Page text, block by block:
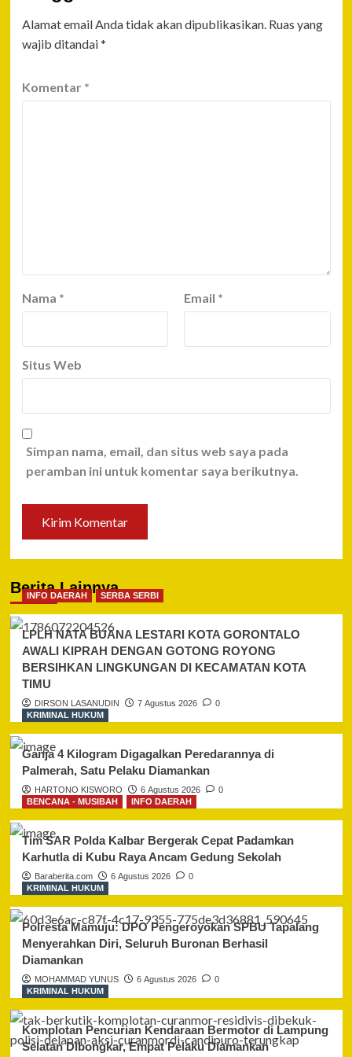
Alamat email Anda tidak akan dipublikasikan. Ruas yang
wajib ditandai*
Komentar *
Nama * Email *
Situs Web
Simpan nama, email, dan situs web saya pada
peramban ini untuk komentar saya berikutnya.
Berita Lainnya
INFO DAERAH SERBA SERBI
LPLH NATA BUANA LESTARI KOTA GORONTALO
AWALI KIPRAH DENGAN GOTONG ROYONG
BERSIHKAN LINGKUNGAN DI KECAMATAN KOTA
TIMU
DIRSON LASANUDIN 7 Agustus 2026
0
KRIMINAL HUKUM
Ganja 4 Kilogram Digagalkan Peredarannya di
Palmerah, Satu Pelaku Diamankan
HARTONO KISWORO 6 Agustus 2026
0
BENCANA - MUSIBAH
INFO DAERAH
Tim SAR Polda Kalbar Bergerak Cepat Padamkan
Karhutla di Kubu Raya Ancam Gedung Sekolah
Baraberita.com 6 Agustus 2026
0
KRIMINAL HUKUM
Polresta Mamuju: DPO Pengeroyokan SPBU Tapalang
Menyerahkan Diri, Seluruh Buronan Berhasil
Diamankan
MOHAMMAD YUNUS 6 Agustus 2026
0
KRIMINAL HUKUM
Komplotan Pencurian Kendaraan Bermotor di Lampung
Selatan Dibongkar, Empat Pelaku Diamankan